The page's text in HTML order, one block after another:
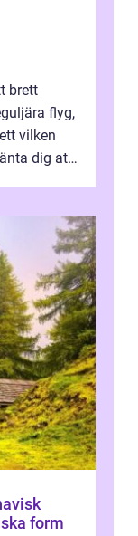
brett
flyg,
vilken
dig att
form